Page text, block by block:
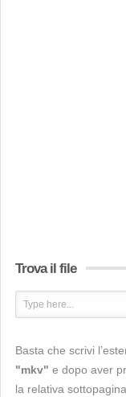
Trova il file
Basta che scrivi
"mkv" e dopo aver
la relativa